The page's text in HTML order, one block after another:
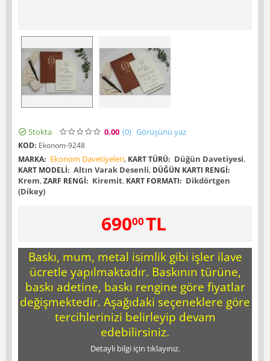
Stokta 0.00 (0) Görüşünü yaz
KOD: Ekonom-9248
MARKA: Ekonom Davetiyeleri, KART TÜRÜ: Düğün Davetiyesi,
KART MODELI: Altın Varak Desenli, DÜĞÜN KARTI RENGI:
Krem,ZARF RENGI: Kiremit, KART FORMATI: Dikdörtgen
(Dikey)
69000TL
Baskı, mum, metal isimlik gibi işler ilave
ücretle yapılmaktadır. Baskının türüne,
baskı adetine, baskı rengine göre fiyatlar
değişmektedir. Aşağıdaki seçeneklere göre
tercihlerinizi belirleyip devam
edebilirsiniz.
Detaylı bilgi için tıklayınız.